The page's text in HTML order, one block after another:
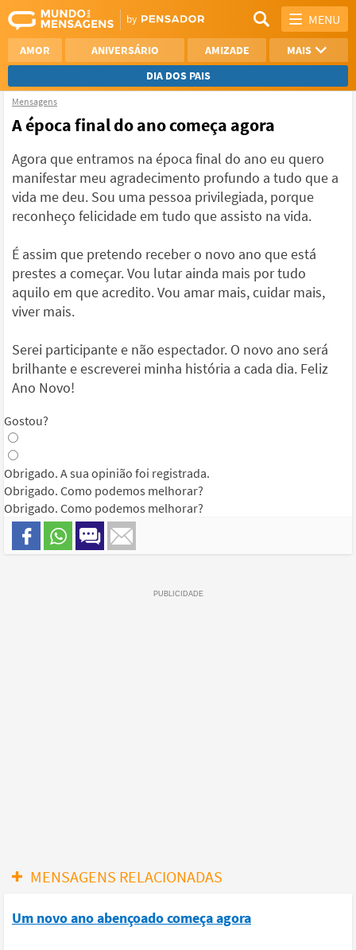
MENU
AMOR ANIVERSÁRIO AMIZADE
MAIS
DIA DOS PAIS
REFLEXÃO
NAMORO
VER TODAS
Mensagens
A época final do ano começa agora
Agora que entramos na época final do ano eu quero
manifestar meu agradecimento profundo a tudo que a
vida me deu. Sou uma pessoa privilegiada, porque
reconheço felicidade em tudo que assisto na vida.
É assim que pretendo receber o novo ano que está
prestes a começar. Vou lutar ainda mais por tudo
aquilo em que acredito. Vou amar mais, cuidar mais,
viver mais.
Serei participante e não espectador. O novo ano será
brilhante e escreverei minha história a cada dia. Feliz
Ano Novo!
Gostou?
Obrigado. A sua opinião foi registrada.
Obrigado. Como podemos melhorar?
Obrigado. Como podemos melhorar?
MENSAGENS RELACIONADAS
Um novo ano abençoado começa agora